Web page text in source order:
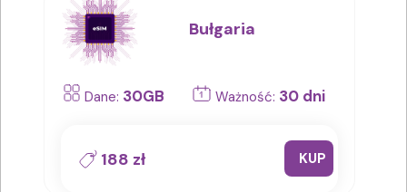
Bułgaria
Dane: 30GB Ważność: 30 dni
188 zł KUP